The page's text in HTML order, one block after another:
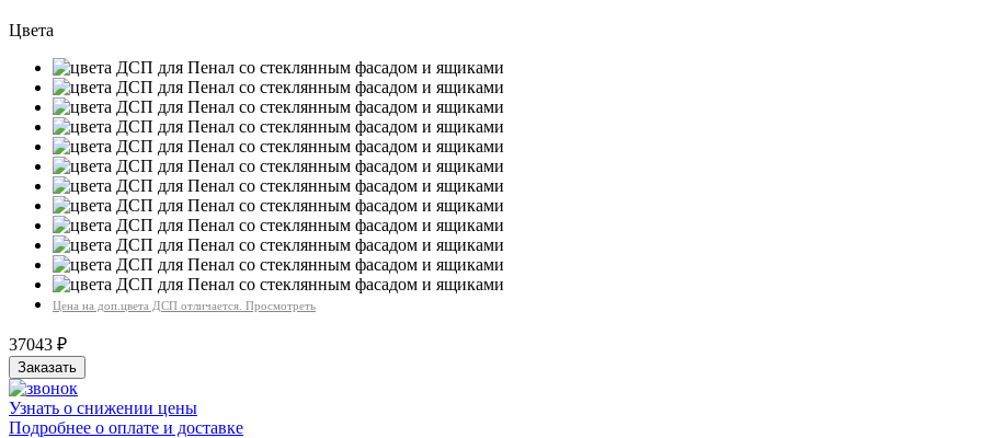
Цвета
Цена на доп.цвета ДСП отличается. Просмотреть
37043 ₽
Узнать о снижении цены
Подробнее о оплате и доставке